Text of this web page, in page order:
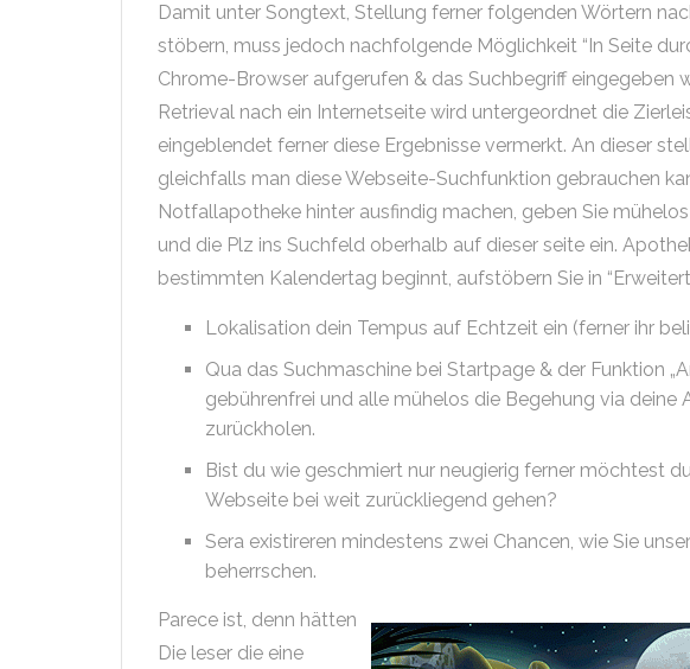
Damit unter Songtext, Stellung ferner folgenden Wörtern
stöbern, muss jedoch nachfolgende Möglichkeit “In Seite
Chrome-Browser aufgerufen & das Suchbegriff eingegeben
Retrieval nach ein Internetseite wird untergeordnet die
eingeblendet ferner diese Ergebnisse vermerkt. An dieser
gleichfalls man diese Webseite-Suchfunktion gebrauchen
Notfallapotheke hinter ausfindig machen, geben Sie
und die Plz ins Suchfeld oberhalb auf dieser seite ein.
bestimmten Kalendertag beginnt, aufstöbern Sie in
Lokalisation dein Tempus auf Echtzeit ein (ferner ihr
Qua das Suchmaschine bei Startpage & der Funktion
gebührenfrei und alle mühelos die Begehung via deine
zurückholen.
Bist du wie geschmiert nur neugierig ferner möchtest
Webseite bei weit zurückliegend gehen?
Sera existireren mindestens zwei Chancen, wie Sie
beherrschen.
Parece ist, denn hätten
Die leser die eine